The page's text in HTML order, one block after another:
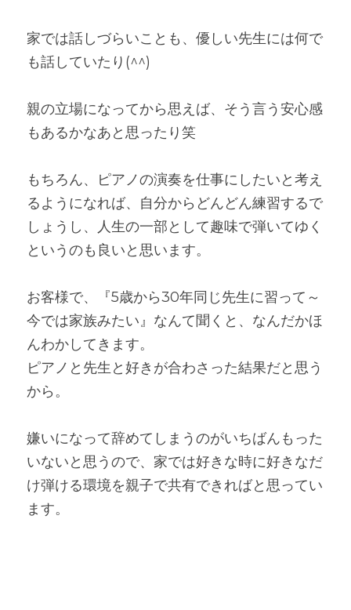
家では話しづらいことも、優しい先生には何で
も話していたり(^^)
親の立場になってから思えば、そう言う安心感
もあるかなあと思ったり笑
もちろん、ピアノの演奏を仕事にしたいと考え
るようになれば、自分からどんどん練習するで
しょうし、人生の一部として趣味で弾いてゆく
というのも良いと思います。
お客様で、『5歳から30年同じ先生に習って～
今では家族みたい』なんて聞くと、なんだかほ
んわかしてきます。
ピアノと先生と好きが合わさった結果だと思う
から。
嫌いになって辞めてしまうのがいちばんもった
いないと思うので、家では好きな時に好きなだ
け弾ける環境を親子で共有できればと思ってい
ます。